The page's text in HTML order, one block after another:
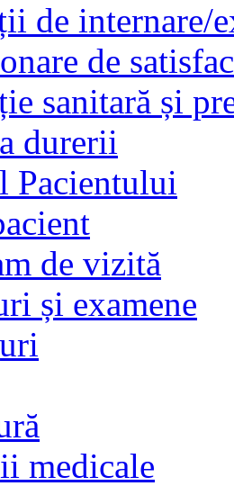
de internare/
de
sanitară și
durerii
Pacientului
de vizită
și examene
medicale